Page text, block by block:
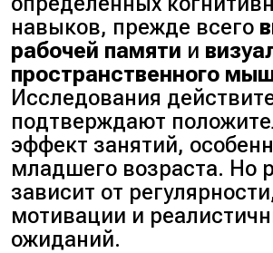
навыков, прежде всего
рабочей памяти и
пространственного
Исследования
подтверждают
эффект занятий,
младшего возраста. Но
зависит от
мотивации и
ожиданий.